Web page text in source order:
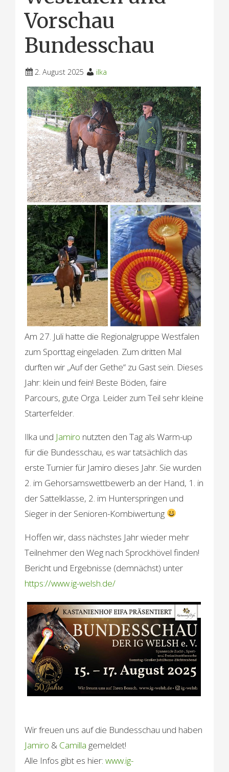
Vorschau
Bundesschau
2. August 2025 ilka
Am 27. Juli hatte die Regionalgruppe Westfalen
zum Sporttag eingeladen. Zum dritten Mal
durften wir „Auf der Gethe“ zu Gast sein. Dieses
Jahr: klein und fein! Beste Böden, faire
Parcours, gute Orga. Leider zum Teil sehr kleine
Starterfelder.
Ilka und Jamiro nutzten den Tag als Warm-up
für die Bundesschau, es war tatsächlich das
erste Turnier für Jamiro dieses Jahr. Sie wurden
2. im Gehorsamswettbewerb an der Hand, 1. in
der Sattelklasse, 2. im Hunterspringen und
Sieger in der Senioren-Kombiwertung
Hoffen wir, dass nächstes Jahr wieder mehr
Teilnehmer den Weg nach Sprockhövel finden!
Bericht und Ergebnisse (demnächst) unter
https://www.ig-welsh.de/
Wir freuen uns auf die Bundesschau und haben
Jamiro & Camilla gemeldet!
Alle Infos gibt es hier:www.ig-